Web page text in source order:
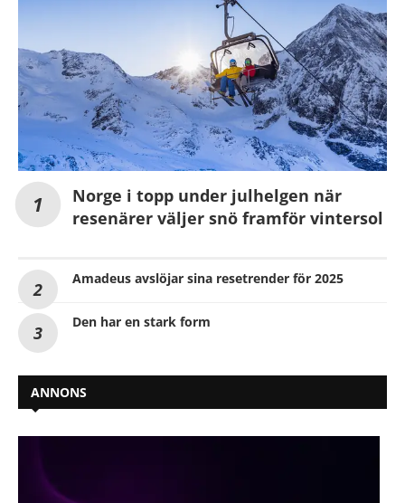
Norge i topp under julhelgen när
resenärer väljer snö framför vintersol
Amadeus avslöjar sina resetrender för 2025
Den har en stark form
ANNONS